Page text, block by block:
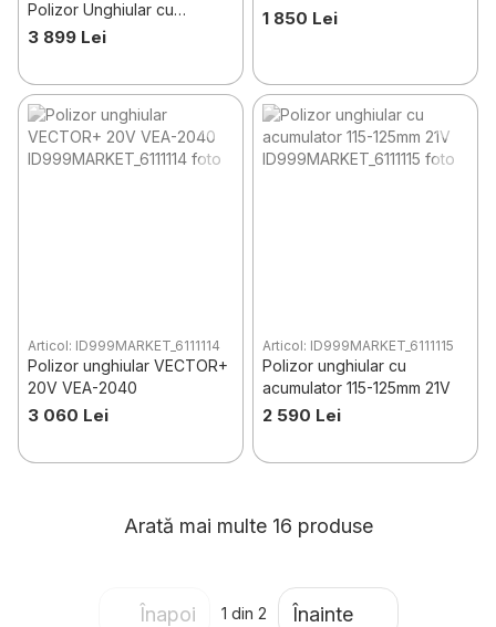
Polizor Unghiular cu
acumulatori 20V 4Ah INGCO
3 899 Lei
1 850 Lei
Articol: ID999MARKET_6111114
Polizor unghiular VECTOR+
20V VEA-2040
3 060 Lei
Articol: ID999MARKET_6111115
Polizor unghiular cu
acumulator 115-125mm 21V
2 590 Lei
Arată mai multe 16 produse
Înapoi 1 din 2 Înainte